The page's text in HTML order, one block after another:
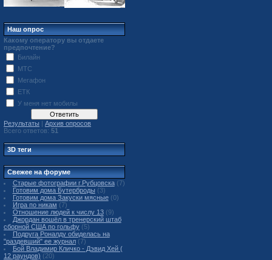
Наш опрос
Какому оператору вы отдаете
предпочтение?
Билайн
МТС
Мегафон
ЕТК
У меня нет мобилы
Результаты | Архив опросов
Всего ответов: 51
3D теги
Свежее на форуме
Старые фотографии г.Рубцовска (7)
Готовим дома Бутерброды (3)
Готовим дома Закуски мясные (0)
Игра по никам (7)
Отношение людей к числу 13 (9)
Джордан вошёл в тренерский штаб
сборной США по гольфу (5)
Подруга Роналду обиделась на
"раздевший" ее журнал (7)
Бой Владимир Кличко - Дэвид Хей (
12 раундов) (20)